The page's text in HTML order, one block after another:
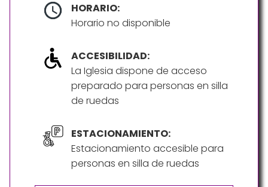
HORARIO:
Horario no disponible
ACCESIBILIDAD:
La Iglesia dispone de acceso
preparado para personas en silla
de ruedas
ESTACIONAMIENTO:
Estacionamiento accesible para
personas en silla de ruedas